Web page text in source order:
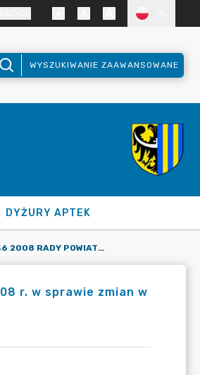
WYSZUKIWANIE ZAAWANSOWANE
DYŻURY APTEK
UCHWAŁA NR XX 146 2008 RADY POWIATU ZGORZELECKIEGO Z DNIA 28 LUTEGO 2008 R. W SPRAWIE ZMIAN W BUDŻECIE POWIATU NA 2008 ROK
r. w sprawie zmian w